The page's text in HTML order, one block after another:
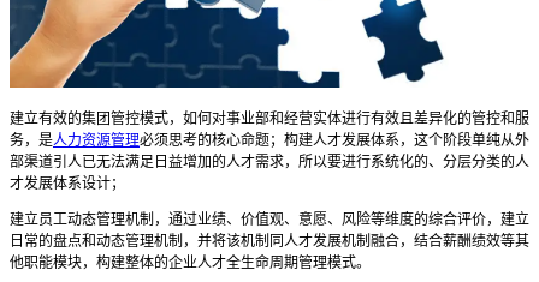
建立有效的集团管控模式，如何对事业部和经营实体进行有效且差异化的管控和服
务，是人力资源管理必须思考的核心命题；构建人才发展体系，这个阶段单纯从外
部渠道引人已无法满足日益增加的人才需求，所以要进行系统化的、分层分类的人
才发展体系设计；
建立员工动态管理机制，通过业绩、价值观、意愿、风险等维度的综合评价，建立
日常的盘点和动态管理机制，并将该机制同人才发展机制融合，结合薪酬绩效等其
他职能模块，构建整体的企业人才全生命周期管理模式。